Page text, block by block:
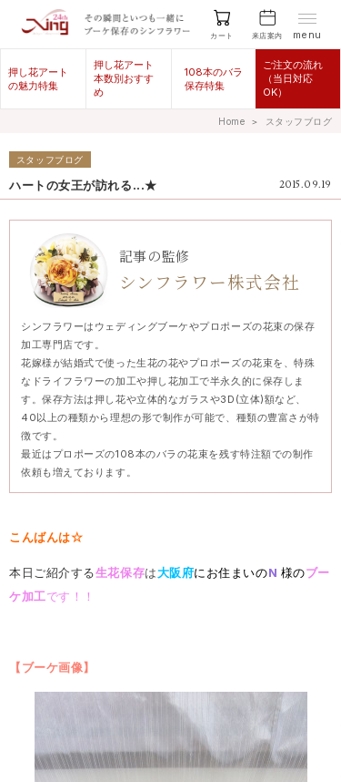
カート 来店案内 menu
押し花アート
の魅力特集
押し花アート
本数別おすす
め
108本のバラ
保存特集
ご注文の流れ
（当日対応
OK）
Home ＞ スタッフブログ
スタッフブログ
2015.09.19
ハートの女王が訪れる...★
記事の監修
シンフラワー株式会社
シンフラワーはウェディングブーケやプロポーズの花束の保存
加工専門店です。
花嫁様が結婚式で使った生花の花やプロポーズの花束を、特殊
なドライフラワーの加工や押し花加工で半永久的に保存しま
す。保存方法は押し花や立体的なガラスや3D(立体)額など、
40以上の種類から理想の形で制作が可能で、種類の豊富さが特
徴です。
最近はプロポーズの108本のバラの花束を残す特注額での制作
依頼も増えております。
こんばんは☆
本日ご紹介する生花保存は大阪府にお住まいのN 様のブー
ケ加工です！！
【ブーケ画像】